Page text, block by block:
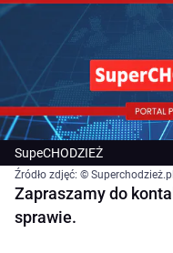
SupeCHODZIEŻ
Źródło zdjęć: ©
Zapraszamy do
sprawie.